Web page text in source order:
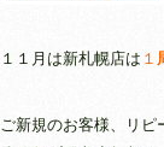
１１月は新札幌店は １
ご新規のお客様、リピ